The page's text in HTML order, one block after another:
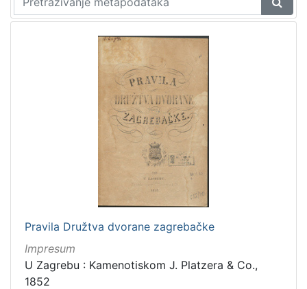
Pravila Družtva dvorane zagrebačke
Impresum
U Zagrebu : Kamenotiskom J. Platzera & Co.,
1852